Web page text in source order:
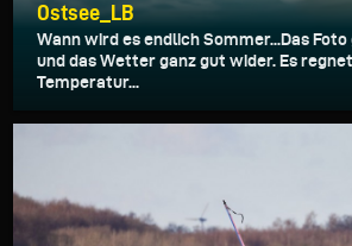
Ostsee_LB
Wann wird es endlich Sommer...Das
und das Wetter ganz gut wider. Es
Temperatur...